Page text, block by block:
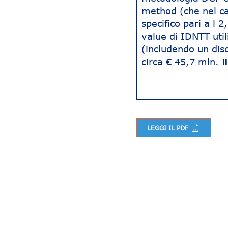
method (che nel
specifico pari a l
value di IDNTT
(includendo un
circa € 45,7 mln.
LEGGI IL PDF